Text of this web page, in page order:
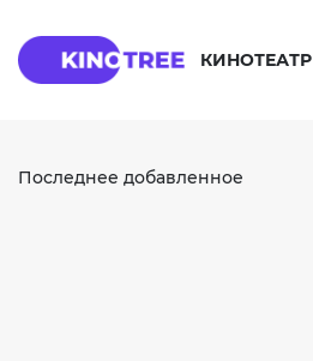
КИНОТЕАТР
Последнее добавленное